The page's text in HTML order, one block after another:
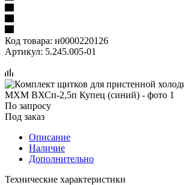
Код товара: н0000220126
Артикул: 5.245.005-01
По запросу
Под заказ
Описание
Наличие
Дополнительно
Технические характеристики